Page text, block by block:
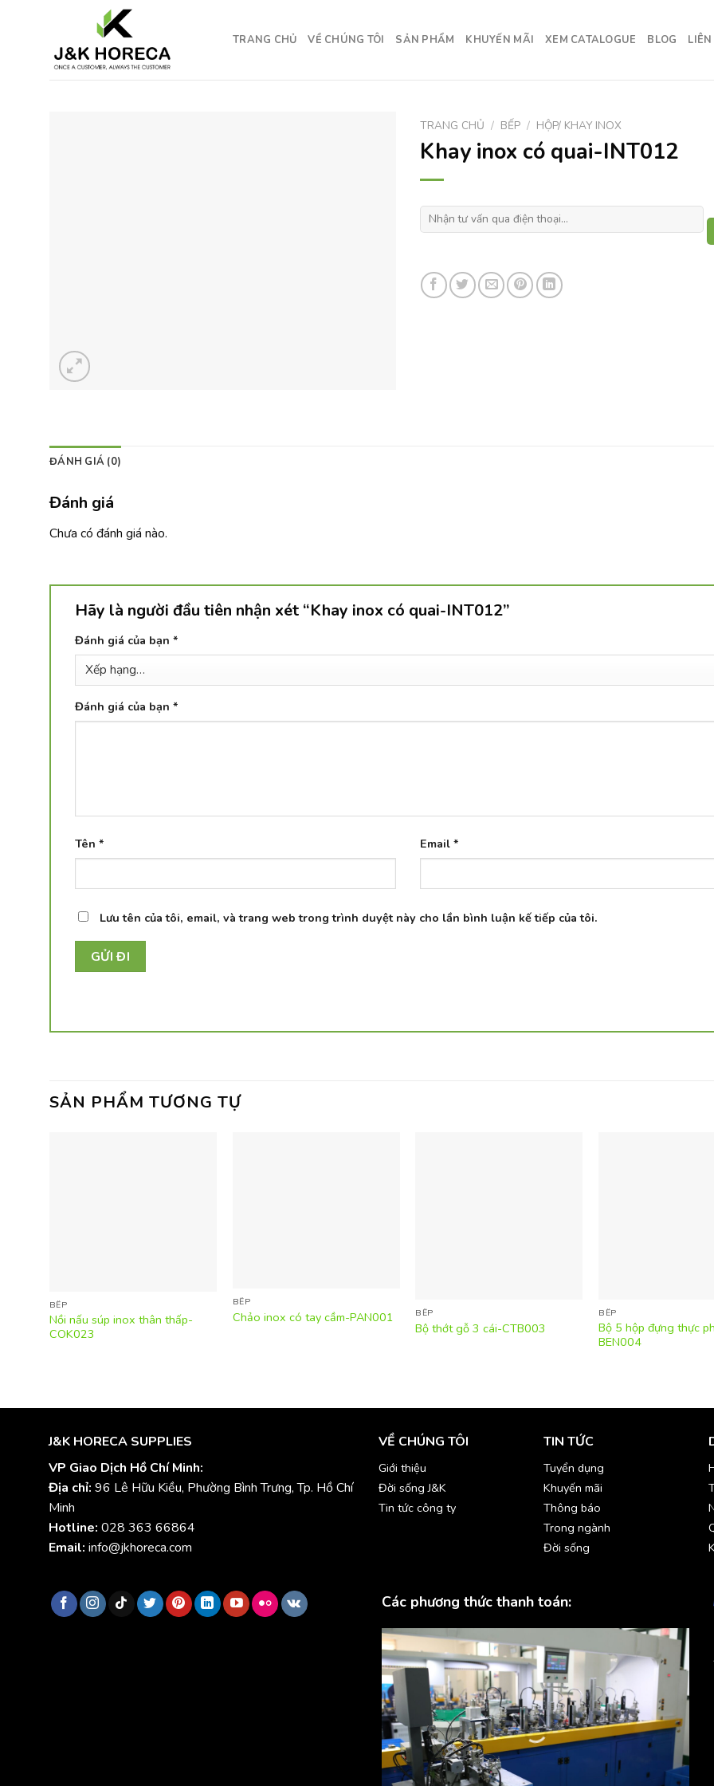
TRANG CHỦ VỀ CHÚNG TÔI SẢN PHẨM KHUYẾN MÃI XEM CATALOGUE BLOG LIÊN
TRANG CHỦ / BẾP / HỘP/ KHAY INOX
Khay inox có quai-INT012
ĐÁNH GIÁ (0)
Đánh giá
Chưa có đánh giá nào.
Hãy là người đầu tiên nhận xét “Khay inox có quai-INT012”
Đánh giá của bạn *
Đánh giá của bạn *
Tên * Email *
Lưu tên của tôi, email, và trang web trong trình duyệt này cho lần bình luận kế tiếp của tôi.
SẢN PHẨM TƯƠNG TỰ
BẾP
Nồi nấu súp inox thân thấp-
COK023
BẾP
Chảo inox có tay cầm-PAN001 BẾP
Bộ thớt gỗ 3 cái-CTB003
BẾP
Bộ 5 hộp đựng thực
BEN004
J&K HORECA SUPPLIES
VP Giao Dịch Hồ Chí Minh:
Địa chỉ: 96 Lê Hữu Kiều, Phường Bình Trưng, Tp. Hồ Chí
Minh
Hotline: 028 363 66864
Email: info@jkhoreca.com
VỀ CHÚNG TÔI
Giới thiệu
Đời sống J&K
Tin tức công ty
TIN TỨC
Tuyển dụng
Khuyến mãi
Thông báo
Trong ngành
Đời sống
Các phương thức thanh toán: